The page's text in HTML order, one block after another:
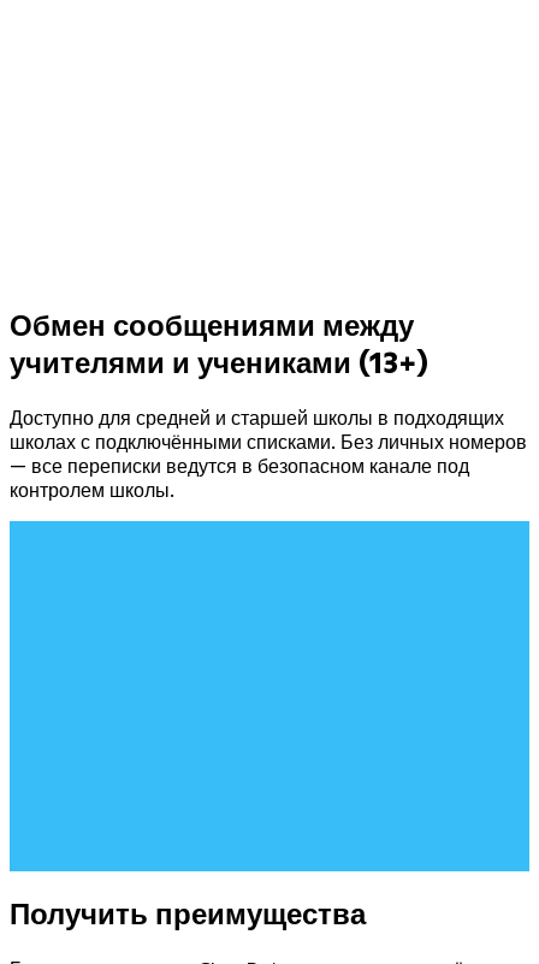
Обмен сообщениями между
учителями и учениками (13+)
Доступно для средней и старшей школы в подходящих
школах с подключёнными списками. Без личных номеров
— все переписки ведутся в безопасном канале под
контролем школы.
Получить преимущества